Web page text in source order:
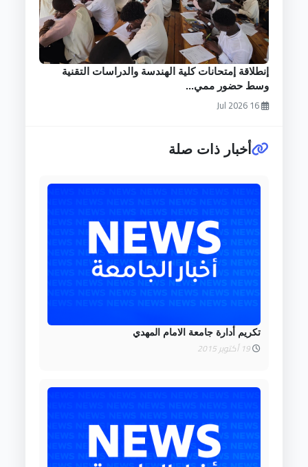
إنطلاقة إمتحانات كلية الهندسة والدراسات التقنية
وسط حضور ممي...
16 Jul 2026
أخبار ذات صلة
تكريم أدارة جامعة الامام المهدي
19 أكتوبر 2015